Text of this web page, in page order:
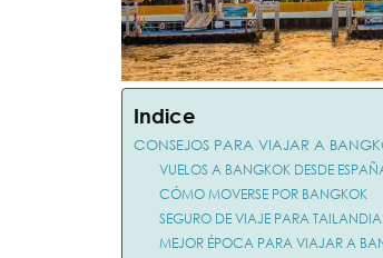
Indice
CONSEJOS PARA VIAJAR A
VUELOS A BANGKOK DESDE
CÓMO MOVERSE POR BANGKOK
SEGURO DE VIAJE PARA TAILANDIA
MEJOR ÉPOCA PARA VIAJAR A